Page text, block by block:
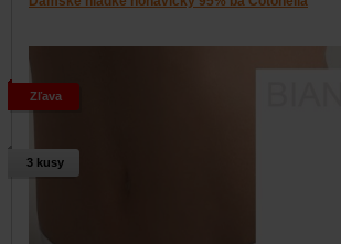
3 kusy
Zľava